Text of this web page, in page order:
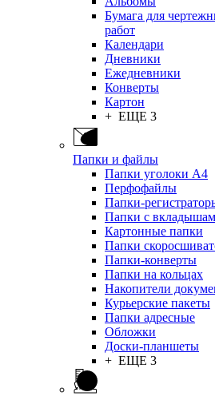
Бумага для
работ
Календари
Дневники
Ежедневники
Конверты
Картон
+ ЕЩЕ 3
Папки и файлы
Папки уголоки А4
Перфофайлы
Папки-
Папки с
Картонные папки
Папки
Папки-конверты
Папки на кольцах
Накопители
Курьерские пакеты
Папки адресные
Обложки
Доски-планшеты
+ ЕЩЕ 3